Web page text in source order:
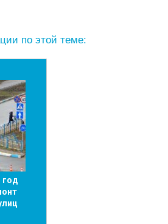
по этой теме:
год